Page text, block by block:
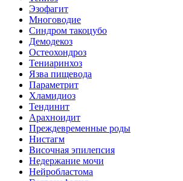
Эзофагит
Многоводие
Синдром такоцубо
Демодекоз
Остеохондроз
Тениаринхоз
Язва пищевода
Параметрит
Хламидиоз
Тендинит
Арахноидит
Преждевременные роды
Нистагм
Височная эпилепсия
Недержание мочи
Нейробластома